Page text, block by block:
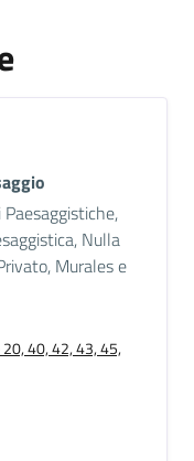
Nulla
Murales e
40, 42, 43, 45,